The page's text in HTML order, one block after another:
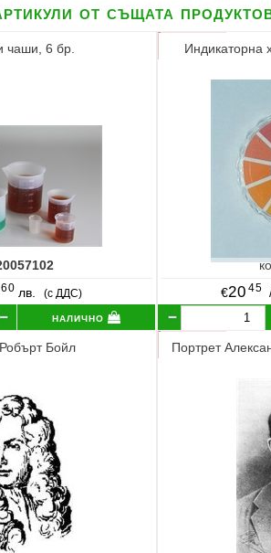
от същата
чаши, 6 бр.
60 лв. (с ДДС)
налично
Индикаторна
€20 45
Бойл Портрет